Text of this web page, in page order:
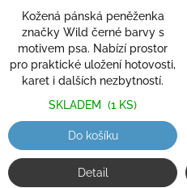
Kožená pánská peněženka
značky Wild černé barvy s
motivem psa. Nabízí prostor
pro praktické uložení hotovosti,
karet i dalších nezbytností.
SKLADEM (1 KS)
Do košíku
Detail